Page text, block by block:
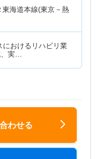
東海道本線(東京－熱
におけるリハビリ業
、実…
わせる